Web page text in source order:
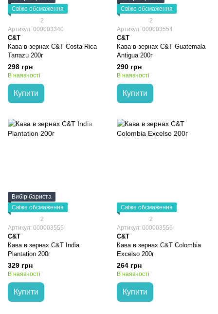
Свіже обсмаження
2
Артикул: 000003340
C&T
Кава в зернах C&T Costa Rica
Tarrazu 200г
298 грн
В наявності
Купити
Свіже обсмаження
2
Артикул: 000003554
C&T
Кава в зернах C&T Guatemala
Antigua 200г
290 грн
В наявності
Купити
Вибір бариста
Свіже обсмаження
2
Артикул: 000003555
C&T
Кава в зернах C&T India
Plantation 200г
329 грн
В наявності
Купити
Свіже обсмаження
2
Артикул: 000003556
C&T
Кава в зернах C&T Colombia
Excelso 200г
264 грн
В наявності
Купити